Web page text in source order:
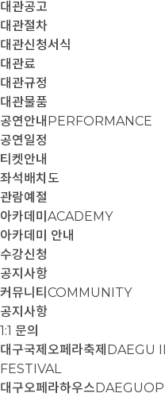
대관공고
대관절차
대관신청서식
대관료
대관규정
대관물품
공연안내 PERFORMANCE
공연일정
티켓안내
좌석배치도
관람예절
아카데미 ACADEMY
아카데미 안내
수강신청
공지사항
커뮤니티 COMMUNITY
공지사항
1:1 문의
대구국제오페라축제 DAEGU
FESTIVAL
대구오페라하우스